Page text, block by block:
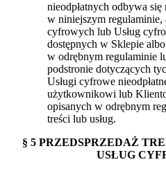
nieodpłatnych odbywa się
w niniejszym regulaminie,
cyfrowych lub Usług
dostępnych w Sklepie
w odrębnym regulaminie
podstronie dotyczących
Usługi cyfrowe
użytkownikowi lub
opisanych w odrębnym
treści lub usług.
§ 5 PRZEDSPRZEDAŻ
USŁUG